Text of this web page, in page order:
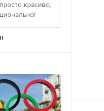
красиво,